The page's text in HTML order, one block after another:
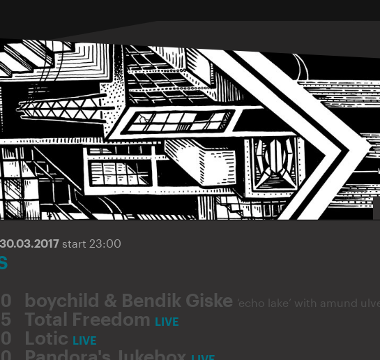
30.03.2017 start 23:00
boychild & Bendik Giske ‘echo lake’ with amund
Total Freedom LIVE
Lotic LIVE